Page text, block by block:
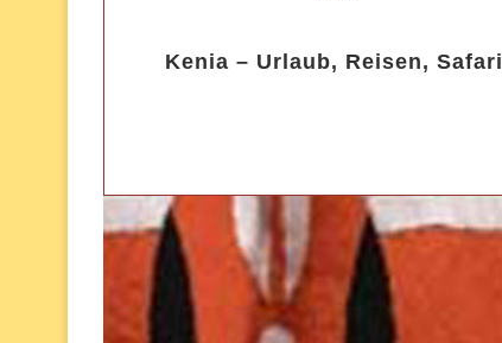
Kenia – Urlaub, Reisen, Safari